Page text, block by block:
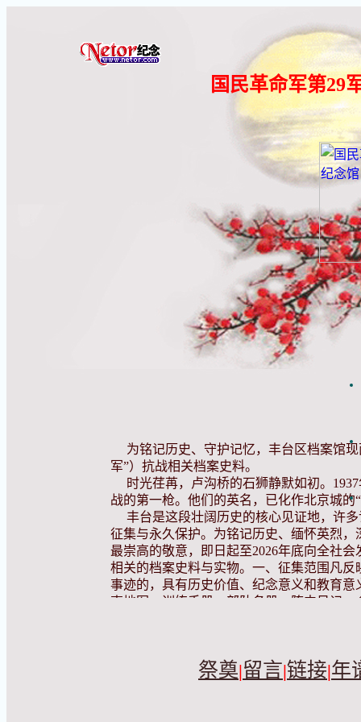
国民革命军第29
为铭记历史、守护记忆，丰台区档案馆现
军”）抗战相关档案史料。
时光荏苒，卢沟桥的石狮静默如初。
战的第一枪。他们的英名，已化作北京城
丰台是这段壮阔历史的核心见证地，许多
征集与永久保护。为铭记历史、缅怀英烈
最崇高的敬意，即日起至2026年底向全社
相关的档案史料与实物。一、征集范围凡
事迹的，具有历史价值、纪念意义和教育
事地图、训练手册、部队名册、阵中日记
及其后人的口述历史影像与录音资料。其
祭奠|留言|链接|年